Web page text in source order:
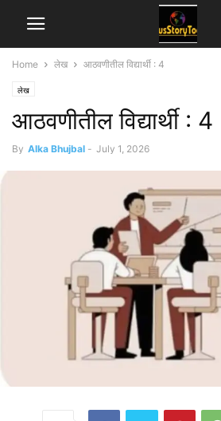
Home लेख आठवणीतील विद्यार्थी : 4
लेख
आठवणीतील विद्यार्थी : 4
By Alka Bhujbal - July 1, 2026